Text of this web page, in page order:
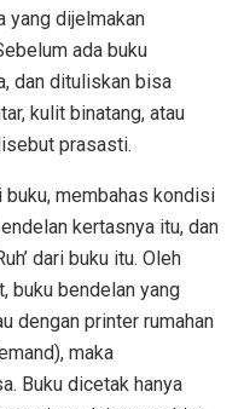
yang dijelmakan
ada buku
dan dituliskan bisa
kulit binatang, atau
prasasti.
membahas kondisi
kertasnya itu, dan
dari buku itu. Oleh
buku bendelan yang
dengan printer rumahan
maka
Buku dicetak hanya